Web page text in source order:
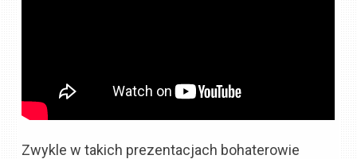
Zwykle w takich prezentacjach bohaterowie